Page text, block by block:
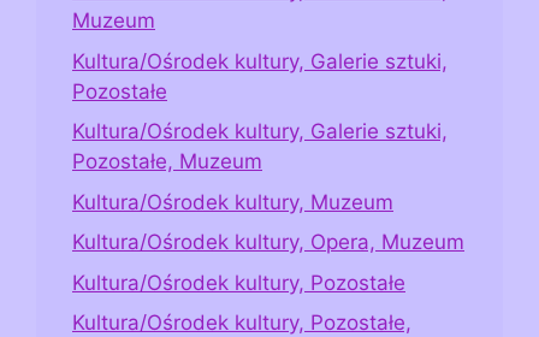
Muzeum
Kultura/Ośrodek kultury, Galerie sztuki,
Pozostałe
Kultura/Ośrodek kultury, Galerie sztuki,
Pozostałe, Muzeum
Kultura/Ośrodek kultury, Muzeum
Kultura/Ośrodek kultury, Opera, Muzeum
Kultura/Ośrodek kultury, Pozostałe
Kultura/Ośrodek kultury, Pozostałe,